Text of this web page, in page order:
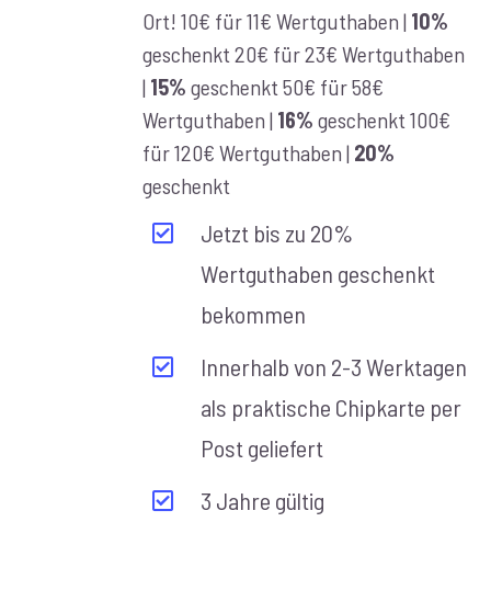
Ort! 10€ für 11€ Wertguthaben | 10%
geschenkt 20€ für 23€ Wertguthaben
| 15% geschenkt 50€ für 58€
Wertguthaben | 16% geschenkt 100€
für 120€ Wertguthaben | 20%
geschenkt
Jetzt bis zu 20%
Wertguthaben geschenkt
bekommen
Innerhalb von 2-3 Werktagen
als praktische Chipkarte per
Post geliefert
3 Jahre gültig